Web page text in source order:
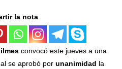
la nota
convocó este jueves a una
se aprobó por unanimidad la